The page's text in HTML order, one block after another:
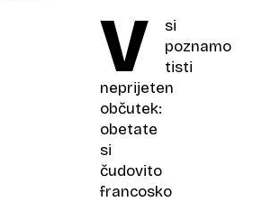
V
si
poznamo
tisti
neprijeten
občutek:
obetate
si
čudovito
francosko